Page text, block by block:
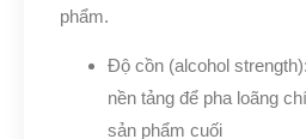
phẩm.
Độ cồn (alcohol
nền tảng để pha loãng
sản phẩm cuối